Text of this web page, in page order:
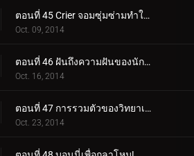
ตอนที่ 45 Crier จอมซุ่มซ่ามทำให้ความวุ่นวายสงบลง!
Oct. 09, 2014
ตอนที่ 46 ฝันถึงความฝันของนักแสดง!
Oct. 16, 2014
ตอนที่ 47 การรวมตัวของวิทยาเขต!
Oct. 23, 2014